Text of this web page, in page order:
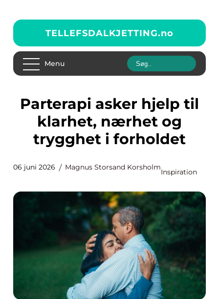
TELLEFSDALKJETTING.no
Menu
Parterapi asker hjelp til
klarhet, nærhet og
trygghet i forholdet
06 juni 2026 Magnus Storsand Korsholm
Inspiration